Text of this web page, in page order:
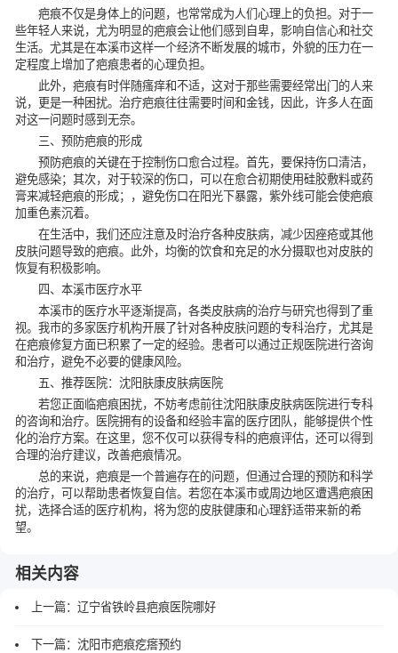
疤痕不仅是身体上的问题，也常常成为人们心理上的负担。对于一
些年轻人来说，尤为明显的疤痕会让他们感到自卑，影响自信心和社交
生活。尤其是在本溪市这样一个经济不断发展的城市，外貌的压力在一
定程度上增加了疤痕患者的心理负担。
此外，疤痕有时伴随瘙痒和不适，这对于那些需要经常出门的人来
说，更是一种困扰。治疗疤痕往往需要时间和金钱，因此，许多人在面
对这一问题时感到无奈。
三、预防疤痕的形成
预防疤痕的关键在于控制伤口愈合过程。首先，要保持伤口清洁，
避免感染；其次，对于较深的伤口，可以在愈合初期使用硅胶敷料或药
膏来减轻疤痕的形成；，避免伤口在阳光下暴露，紫外线可能会使疤痕
加重色素沉着。
在生活中，我们还应注意及时治疗各种皮肤病，减少因痤疮或其他
皮肤问题导致的疤痕。此外，均衡的饮食和充足的水分摄取也对皮肤的
恢复有积极影响。
四、本溪市医疗水平
本溪市的医疗水平逐渐提高，各类皮肤病的治疗与研究也得到了重
视。我市的多家医疗机构开展了针对各种皮肤问题的专科治疗，尤其是
在疤痕修复方面已积累了一定的经验。患者可以通过正规医院进行咨询
和治疗，避免不必要的健康风险。
五、推荐医院：沈阳肤康皮肤病医院
若您正面临疤痕困扰，不妨考虑前往沈阳肤康皮肤病医院进行专科
的咨询和治疗。医院拥有的设备和经验丰富的医疗团队，能够提供个性
化的治疗方案。在这里，您不仅可以获得专科的疤痕评估，还可以得到
合理的治疗建议，改善疤痕情况。
总的来说，疤痕是一个普遍存在的问题，但通过合理的预防和科学
的治疗，可以帮助患者恢复自信。若您在本溪市或周边地区遭遇疤痕困
扰，选择合适的医疗机构，将为您的皮肤健康和心理舒适带来新的希
望。
相关内容
上一篇： 辽宁省铁岭县疤痕医院哪好
下一篇： 沈阳市疤痕疙瘩预约